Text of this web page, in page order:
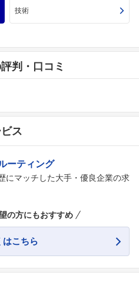
技術
判・口コミ
ス
ーティング
にマッチした大手・優良企業の求
の方にもおすすめ
はこちら